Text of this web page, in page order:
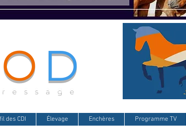
O D
des CDI Élevage Enchères Programme TV